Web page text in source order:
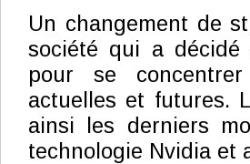
Un changement de
société qui a décidé
pour se
actuelles et futures.
ainsi les derniers
technologie Nvidia et